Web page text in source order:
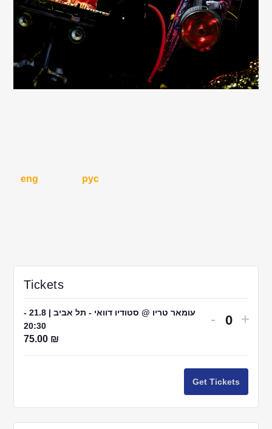
eng рус
Tickets
עומאר טריו @ סטודיו דוואי - תל אביב | 21.8 -
20:30
75.00 ₪
Decrease
quantity
for
עומאר
טריו
@
-
for
טריו
@
+
Get Tickets